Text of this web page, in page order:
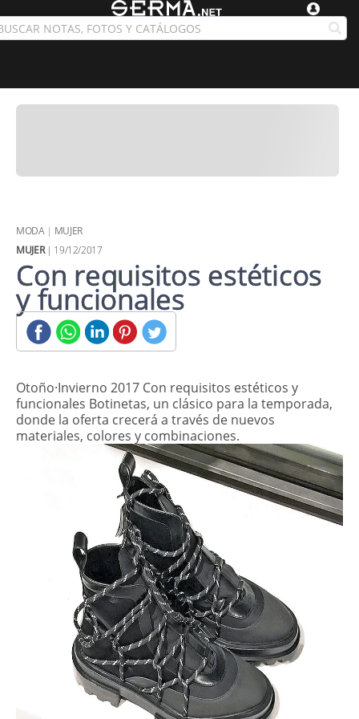
MODA| MUJER
MUJER| 19/12/2017
Con requisitos estéticos
y funcionales
Otoño·Invierno 2017 Con requisitos estéticos y
funcionales Botinetas, un clásico para la temporada,
donde la oferta crecerá a través de nuevos
materiales, colores y combinaciones.